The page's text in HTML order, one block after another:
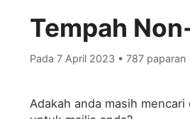
Tempah
Pada 7 April 2023 • 787 paparan
Adakah anda masih